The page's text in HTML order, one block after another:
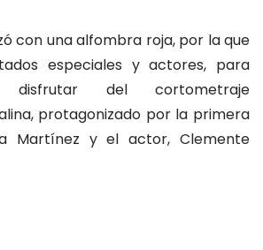
con una alfombra roja, por la que
especiales y actores, para
disfrutar del cortometraje
protagonizado por la primera
Martínez y el actor, Clemente